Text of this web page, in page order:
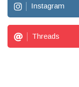
Instagram
Threads